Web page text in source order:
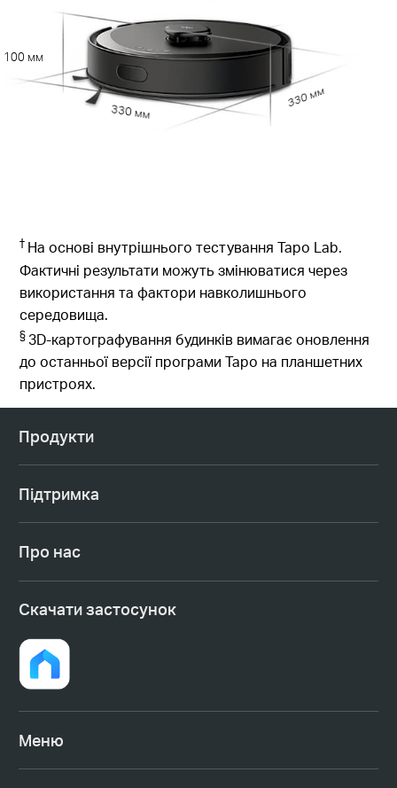
100 мм
330 мм
330 мм
† На основі внутрішнього тестування Tapo Lab.
Фактичні результати можуть змінюватися через
використання та фактори навколишнього
середовища.
§3D-картографування будинків вимагає оновлення
до останньої версії програми Tapo на планшетних
пристроях.
Продукти
Підтримка
Про нас
Cкачати застосунок
Меню